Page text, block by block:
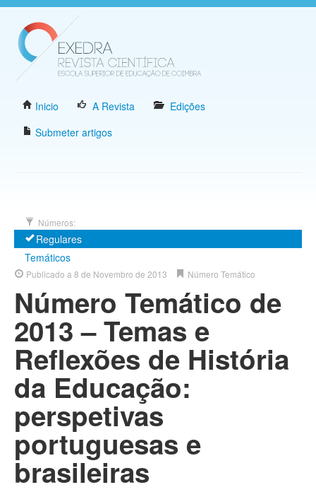
Inicio A Revista
Edições
Submeter artigos
Números:
Regulares
Temáticos
Publicado a 8 de Novembro de 2013 Número Temático
Número Temático de
2013 – Temas e
Reflexões de História
da Educação:
perspetivas
portuguesas e
brasileiras